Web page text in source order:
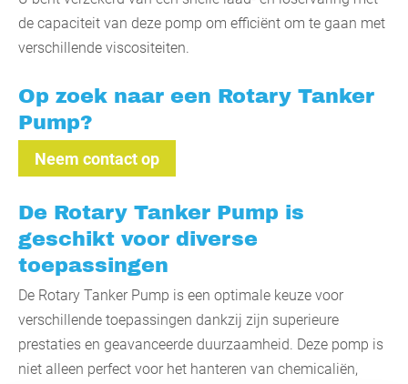
de capaciteit van deze pomp om efficiënt om te gaan met
verschillende viscositeiten.
Op zoek naar een Rotary Tanker
Pump?
Neem contact op
De Rotary Tanker Pump is
geschikt voor diverse
toepassingen
De Rotary Tanker Pump is een optimale keuze voor
verschillende toepassingen dankzij zijn superieure
prestaties en geavanceerde duurzaamheid. Deze pomp is
niet alleen perfect voor het hanteren van chemicaliën,